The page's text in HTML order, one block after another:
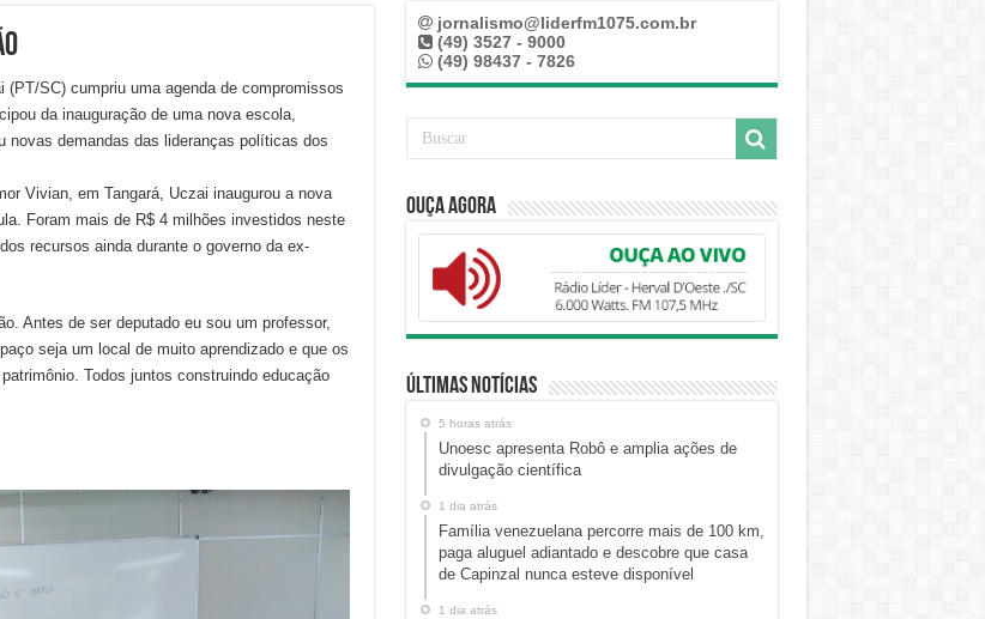
SC) cumpriu uma agenda de compromissos
da inauguração de uma nova escola,
novas demandas das lideranças políticas dos
Vivian, em Tangará, Uczai inaugurou a nova
Foram mais de R$ 4 milhões investidos neste
recursos ainda durante o governo da ex-
Antes de ser deputado eu sou um professor,
seja um local de muito aprendizado e que os
Todos juntos construindo educação
jornalismo@liderfm1075.com.br
(49) 3527 - 9000
(49) 98437 - 7826
Ouça Agora
Últimas Notícias
5 horas atrás
Unoesc apresenta Robô e amplia ações de
divulgação científica
1 dia atrás
Família venezuelana percorre mais de 100 km,
paga aluguel adiantado e descobre que casa
de Capinzal nunca esteve disponível
1 dia atrás